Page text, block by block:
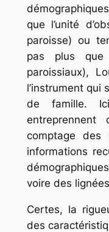
que l’unité
paroisse) ou
pas plus que
paroissiaux),
l’instrument qui
de famille.
entreprennent
comptage des
informations
voire des
Certes, la
des